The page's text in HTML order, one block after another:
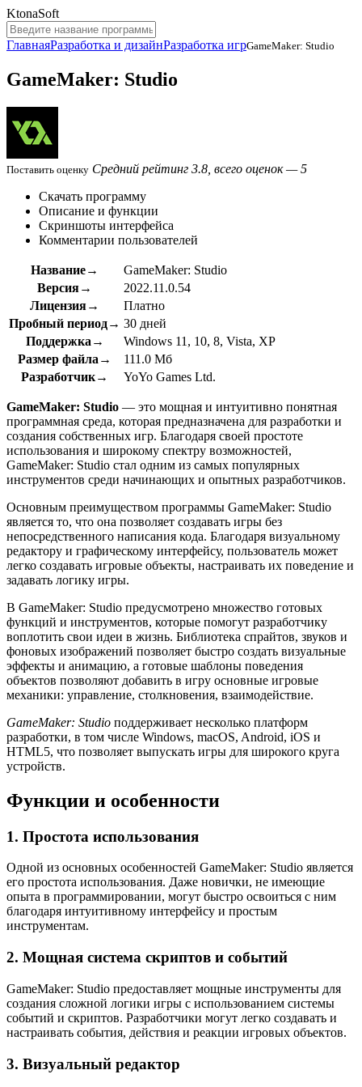
KtonaSoft
ГлавнаяРазработка и дизайнРазработка игрGameMaker: Studio
GameMaker: Studio
Поставить оценку Средний рейтинг 3.8, всего оценок — 5
Скачать программу
Описание и функции
Скриншоты интерфейса
Комментарии пользователей
Название→
GameMaker: Studio
Версия→
2022.11.0.54
Лицензия→
Платно
Пробный период→ 30 дней
Поддержка→
Windows 11, 10, 8, Vista, XP
Размер файла→
111.0 Мб
Разработчик→
YoYo Games Ltd.
GameMaker: Studio — это мощная и интуитивно понятная
программная среда, которая предназначена для разработки и
создания собственных игр. Благодаря своей простоте
использования и широкому спектру возможностей,
GameMaker: Studio стал одним из самых популярных
инструментов среди начинающих и опытных разработчиков.
Основным преимуществом программы GameMaker: Studio
является то, что она позволяет создавать игры без
непосредственного написания кода. Благодаря визуальному
редактору и графическому интерфейсу, пользователь может
легко создавать игровые объекты, настраивать их поведение и
задавать логику игры.
В GameMaker: Studio предусмотрено множество готовых
функций и инструментов, которые помогут разработчику
воплотить свои идеи в жизнь. Библиотека спрайтов, звуков и
фоновых изображений позволяет быстро создать визуальные
эффекты и анимацию, а готовые шаблоны поведения
объектов позволяют добавить в игру основные игровые
механики: управление, столкновения, взаимодействие.
GameMaker: Studio поддерживает несколько платформ
разработки, в том числе Windows, macOS, Android, iOS и
HTML5, что позволяет выпускать игры для широкого круга
устройств.
Функции и особенности
1. Простота использования
Одной из основных особенностей GameMaker: Studio является
его простота использования. Даже новички, не имеющие
опыта в программировании, могут быстро освоиться с ним
благодаря интуитивному интерфейсу и простым
инструментам.
2. Мощная система скриптов и событий
GameMaker: Studio предоставляет мощные инструменты для
создания сложной логики игры с использованием системы
событий и скриптов. Разработчики могут легко создавать и
настраивать события, действия и реакции игровых объектов.
3. Визуальный редактор